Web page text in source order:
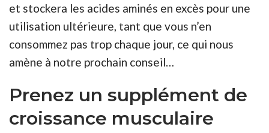
et stockera les acides aminés en excès pour une
utilisation ultérieure, tant que vous n’en
consommez pas trop chaque jour, ce qui nous
amène à notre prochain conseil…
Prenez un supplément de
croissance musculaire